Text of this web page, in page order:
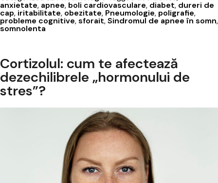
anxietate, apnee, boli cardiovasculare, diabet, dureri de
cap, iritabilitate, obezitate, Pneumologie, poligrafie,
probleme cognitive,sforait,Sindromul de apnee în somn,
somnolenta
Cortizolul: cum te afectează
dezechilibrele „hormonului de
stres”?